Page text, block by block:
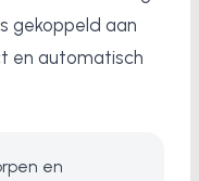
gekoppeld aan
en automatisch
en